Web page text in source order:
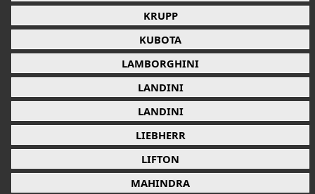
KRUPP
KUBOTA
LAMBORGHINI
LANDINI
LANDINI
LIEBHERR
LIFTON
MAHINDRA